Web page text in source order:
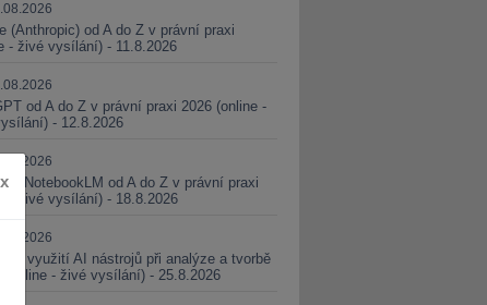
(Anthropic) od A do Z v právní praxi
- živé vysílání) - 11.8.2026
od A do Z v právní praxi 2026 (online -
- 12.8.2026
a NotebookLM od A do Z v právní praxi
- živé vysílání) - 18.8.2026
využití AI nástrojů při analýze a tvorbě
(online - živé vysílání) - 25.8.2026
x